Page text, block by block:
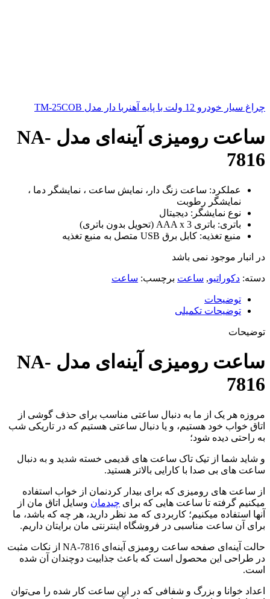
چراغ سیار خودرو 12 ولت با پایه آهنربا دار مدل TM-25COB
ساعت رومیزی آینه‌ای مدل NA-
7816
عملکرد: ساعت زنگ دار، نمایش ساعت ، نمایشگر دما ،
نمایشگر رطوبت
نوع نمایشگر: دیجیتال
باتری: باتری AAA x 3 (تحویل بدون باتری)
منبع تغذیه: کابل برق USB متصل به منبع تغذیه
در انبار موجود نمی باشد
دسته: دکوراتیو, ساعت برچسب: ساعت
توضیحات
توضیحات تکمیلی
توضیحات
ساعت رومیزی آینه‌ای مدل NA-
7816
مروزه هر یک از ما به دنبال ساعتی مناسب برای حذف گوشی از
اتاق خواب خود هستیم، و یا دنبال ساعتی هستیم که در تاریکی شب
به راحتی دیده شود؛
و شاید شما از تیک تاک ساعت های قدیمی خسته شدید و به دنبال
ساعت های بی صدا با کارایی بالاتر هستید.
از ساعت های رومیزی که برای بیدار کردنمان از خواب استفاده
میکنیم گرفته تا ساعت هایی که برای چیدمان وسایل اتاق مان از
آنها استفاده میکنیم؛ کاربردی که مد نظر دارید، هر چه که باشد، ما
برای آن ساعت مناسبی در فروشگاه اینترنتی مان برایتان داریم.
حالت آینه‌ای صفحه ساعت رومیزی آینه‌ای NA-7816 از نکات مثبت
در طراحی این محصول است که باعث جذابیت دوچندان آن شده
است.
اعداد خوانا و بزرگ و شفافی که در این ساعت کار شده را می‌توان